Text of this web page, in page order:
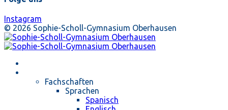
Instagram
© 2026 Sophie-Scholl-Gymnasium Oberhausen
Fachschaften
Sprachen
Spanisch